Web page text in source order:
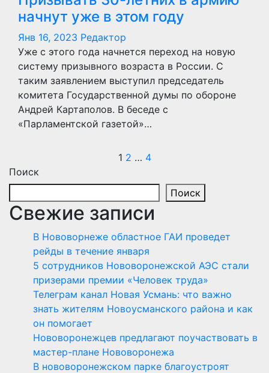
начнут уже в этом году
Янв 16, 2023 Редактор
Уже с этого года начнется переход на новую
систему призывного возраста в России. С
таким заявлением выступил председатель
комитета Государственной думы по обороне
Андрей Картаполов. В беседе с
«Парламентской газетой»…
Пагинация
записей
1 2 … 4
Поиск
Поиск
Свежие записи
В Нововорнеже областное ГАИ проведет
рейды в течение января
5 сотрудников Нововоронежской АЭС стали
призерами премии «Человек труда»
Телеграм канал Новая Усмань: что важно
знать жителям Новоусманского района и как
он помогает
Нововоронежцев предлагают поучаствовать в
мастер-плане Нововоронежа
В нововоронежском парке благоустроят